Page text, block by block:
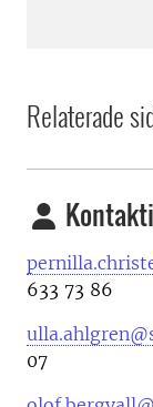
Relaterade
633 73 86
07